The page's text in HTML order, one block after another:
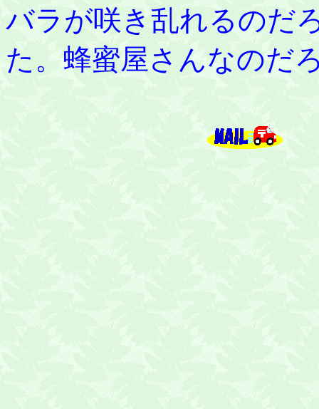
バラが咲き乱れるのだ
た。蜂蜜屋さんなのだ